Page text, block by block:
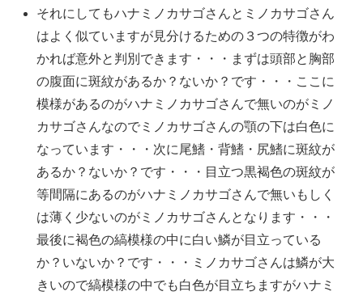
それにしてもハナミノカサゴさんとミノカサゴさん
はよく似ていますが見分けるための３つの特徴がわ
かれば意外と判別できます・・・まずは頭部と胸部
の腹面に斑紋があるか？ないか？です・・・ここに
模様があるのがハナミノカサゴさんで無いのがミノ
カサゴさんなのでミノカサゴさんの顎の下は白色に
なっています・・・次に尾鰭・背鰭・尻鰭に斑紋が
あるか？ないか？です・・・目立つ黒褐色の斑紋が
等間隔にあるのがハナミノカサゴさんで無いもしく
は薄く少ないのがミノカサゴさんとなります・・・
最後に褐色の縞模様の中に白い鱗が目立っている
か？いないか？です・・・ミノカサゴさんは鱗が大
きいので縞模様の中でも白色が目立ちますがハナミ